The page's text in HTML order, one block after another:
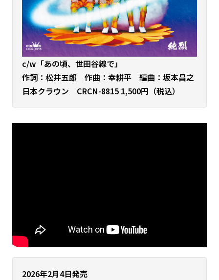
c/w「あの頃、世田谷線で」
作詞：松井五郎 作曲：幸耕平 編曲：坂本昌之
日本クラウン CRCN-8815 1,500円（税込）
2026年2月4日発売